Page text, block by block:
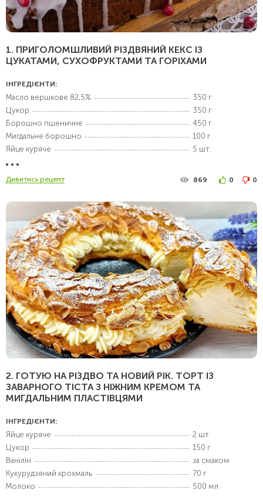
1. ПРИГОЛОМШЛИВИЙ РІЗДВЯНИЙ КЕКС ІЗ
ЦУКАТАМИ, СУХОФРУКТАМИ ТА ГОРІХАМИ
ІНГРЕДІЄНТИ:
Масло вершкове 82,5%
350 г
Цукор
350 г
Борошно пшеничне
450 г
Мигдальне борошно
100 г
Яйце куряче
5 шт.
Дивитись рецепт 869 0 0
2. ГОТУЮ НА РІЗДВО ТА НОВИЙ РІК. ТОРТ ІЗ
ЗАВАРНОГО ТІСТА З НІЖНИМ КРЕМОМ ТА
МИГДАЛЬНИМ ПЛАСТІВЦЯМИ
ІНГРЕДІЄНТИ:
Яйце куряче
2 шт.
Цукор
150 г
Ванілін
за смаком
Кукурудзяний крохмаль
70 г
Молоко
500 мл